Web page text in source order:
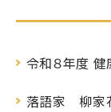
令和８年度
落語家 柳家